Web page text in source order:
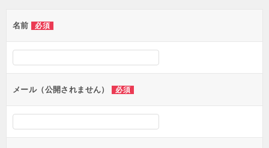
ー
シ
ョ
ン
名前 必須
メール（公開されません） 必須